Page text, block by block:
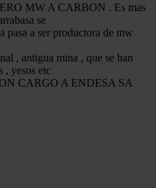
MW A CARBON . Es mas
se
pasa a ser productora de mw
, antigua mina , que se han
, yesos etc
CARGO A ENDESA SA